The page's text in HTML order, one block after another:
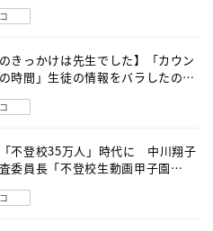
のきっかけは先生でした】「カウン
時間」生徒の情報をバラしたの
不登校35万人」時代に 中川翔子
委員長「不登校生動画甲子園